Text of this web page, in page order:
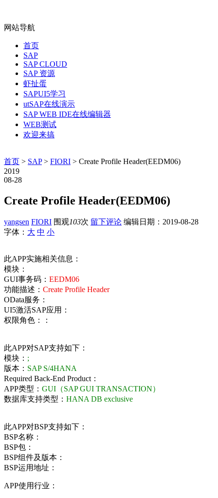
网站导航
首页
SAP
SAP CLOUD
SAP 资源
虾扯蛋
SAPUI5学习
utSAP在线演示
SAP WEB IDE在线编辑器
WEB测试
欢迎来搞
首页 > SAP> FIORI > Create Profile Header(EEDM06)
2019
08-28
Create Profile Header(EEDM06)
yangsen FIORI 围观103次 留下评论 编辑日期： 2019-08-28
字体： 大 中 小
此APP实施相关信息：
模块：
GUI事务码： EEDM06
功能描述： Create Profile Header
OData服务：
UI5激活SAP应用：
权限角色：：
此APP对SAP支持如下：
模块： ;
版本： SAP S/4HANA
Required Back-End Product：
APP类型： GUI（SAP GUI TRANSACTION）
数据库支持类型： HANA DB exclusive
此APP对BSP支持如下：
BSP名称：
BSP包：
BSP组件及版本：
BSP运用地址：
APP使用行业：